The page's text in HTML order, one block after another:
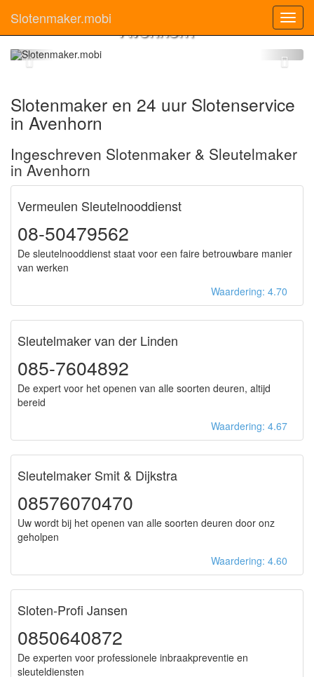
Slotenmaker.mobiSlotenmaker
Avenhorn
Slotenmaker en 24 uur Slotenservice
in Avenhorn
Ingeschreven Slotenmaker & Sleutelmaker
in Avenhorn
Vermeulen Sleutelnooddienst
08-50479562
De sleutelnooddienst staat voor een faire betrouwbare manier
van werken
Waardering: 4.70
Sleutelmaker van der Linden
085-7604892
De expert voor het openen van alle soorten deuren, altijd
bereid
Waardering: 4.67
Sleutelmaker Smit & Dijkstra
08576070470
Uw wordt bij het openen van alle soorten deuren door onz
geholpen
Waardering: 4.60
Sloten-Profi Jansen
0850640872
De experten voor professionele inbraakpreventie en
sleuteldiensten